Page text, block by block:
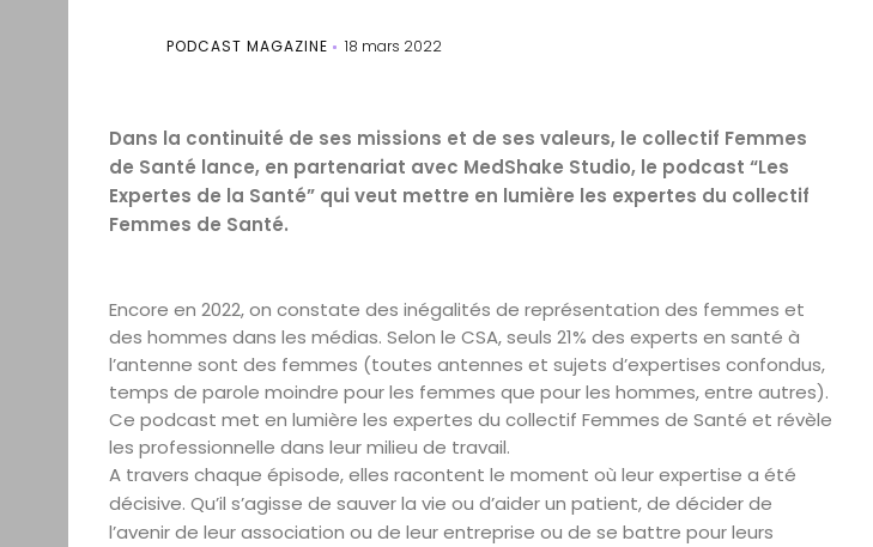
PODCAST MAGAZINE 18 mars 2022
Dans la continuité de ses missions et de ses valeurs, le collectif Femmes
de Santé lance, en partenariat avec MedShake Studio, le podcast “Les
Expertes de la Santé” qui veut mettre en lumière les expertes du collectif
Femmes de Santé.
Encore en 2022, on constate des inégalités de représentation des femmes et
des hommes dans les médias. Selon le CSA, seuls 21% des experts en santé à
l’antenne sont des femmes (toutes antennes et sujets d’expertises confondus,
temps de parole moindre pour les femmes que pour les hommes, entre autres).
Ce podcast met en lumière les expertes du collectif Femmes de Santé et révèle
les professionnelle dans leur milieu de travail.
A travers chaque épisode, elles racontent le moment où leur expertise a été
décisive. Qu’il s’agisse de sauver la vie ou d’aider un patient, de décider de
l’avenir de leur association ou de leur entreprise ou de se battre pour leurs